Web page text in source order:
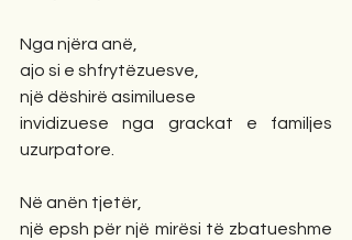
Nga njëra anë,
ajo si e shfrytëzuesve,
një dëshirë asimiluese
invidizuese nga grackat e familjes
uzurpatore.
Në anën tjetër,
një epsh për një mirësi të zbatueshme